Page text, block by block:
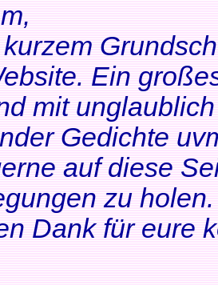
Ein
mit
Gedichte
auf diese
zu
Dank für eure